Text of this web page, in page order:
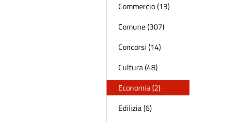
Commercio (13)
Comune (307)
Concorsi (14)
Cultura (48)
Economia (2)
Edilizia (6)